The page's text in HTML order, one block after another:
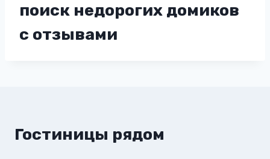
поиск недорогих домиков
с отзывами
Гостиницы рядом